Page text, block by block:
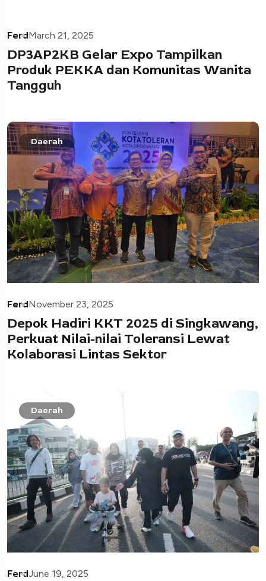
FerdMarch 21, 2025
DP3AP2KB Gelar Expo Tampilkan
Produk PEKKA dan Komunitas Wanita
Tangguh
Daerah
FerdNovember 23, 2025
Depok Hadiri KKT 2025 di Singkawang,
Perkuat Nilai-nilai Toleransi Lewat
Kolaborasi Lintas Sektor
Daerah
FerdJune 19, 2025